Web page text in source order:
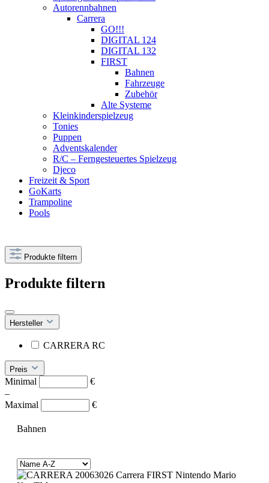
Autorennbahnen
Carrera
GO!!!
DIGITAL 124
DIGITAL 132
FIRST
Bahnen
Fahrzeuge
Zubehör
Alte Systeme
Kleinkinderspielzeug
Tonies
Puppen
Adventskalender
R/C – Ferngesteuertes Spielzeug
Djeco
Freizeit & Sport
GoKarts
Trampoline
Pools
Produkte filtern
Produkte filtern
Hersteller
CARRERA RC
Preis
Minimal
€
–
Maximal
€
Bahnen